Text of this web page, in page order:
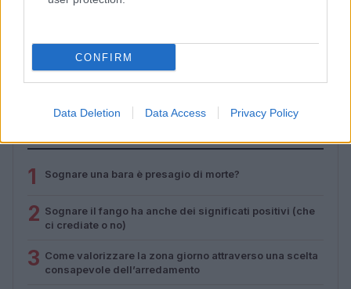
CONFIRM
Data Deletion Data Access Privacy Policy
Beatrice Bonaventura · 6 Ago 2026
1 Sognare una bara è presagio di morte?
2 Sognare il fango ha anche dei significati positivi (che
ci crediate o no)
3 Come valorizzare la zona giorno attraverso una scelta
consapevole dell’arredamento